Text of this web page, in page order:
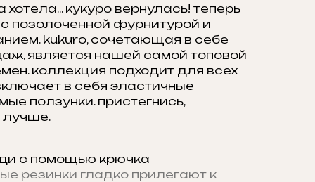
хотела... кукуро вернулась! теперь
позолоченной фурнитурой и
kukuro, сочетающая в себе
является нашей самой топовой
коллекция подходит для всех
в себя эластичные
ползунки. пристегнись,
лучше.
с помощью крючка
резинки гладко прилегают к